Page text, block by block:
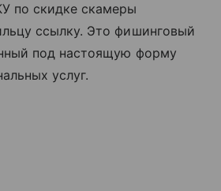
по скидке скамеры
ссылку. Это фишинговый
под настоящую форму
услуг.